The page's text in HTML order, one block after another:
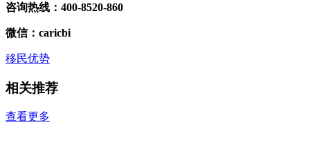
咨询热线：400-8520-860
微信：caricbi
移民优势
相关推荐
查看更多